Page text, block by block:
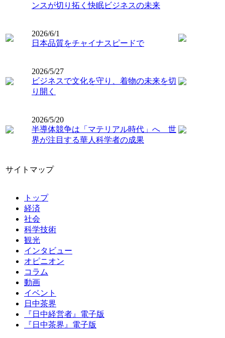
ンスが切り拓く快眠ビジネスの未来
2026/6/1
日本品質をチャイナスピードで
2026/5/27
ビジネスで文化を守り、着物の未来を切
り開く
2026/5/20
半導体競争は「マテリアル時代」へ 世
界が注目する華人科学者の成果
サイトマップ
トップ
経済
社会
科学技術
観光
インタビュー
オピニオン
コラム
動画
イベント
日中茶界
『日中経営者』電子版
『日中茶界』電子版